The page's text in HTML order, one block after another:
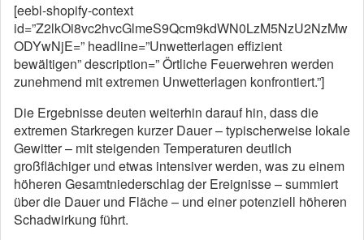
[eebl-shopify-context
id=”Z2lkOi8vc2hvcGlmeS9Qcm9kdWN0LzM5NzU2NzMw
ODYwNjE=” headline=”Unwetterlagen effizient
bewältigen” description=” Örtliche Feuerwehren werden
zunehmend mit extremen Unwetterlagen konfrontiert.”]
Die Ergebnisse deuten weiterhin darauf hin, dass die
extremen Starkregen kurzer Dauer – typischerweise lokale
Gewitter – mit steigenden Temperaturen deutlich
großflächiger und etwas intensiver werden, was zu einem
höheren Gesamtniederschlag der Ereignisse – summiert
über die Dauer und Fläche – und einer potenziell höheren
Schadwirkung führt.